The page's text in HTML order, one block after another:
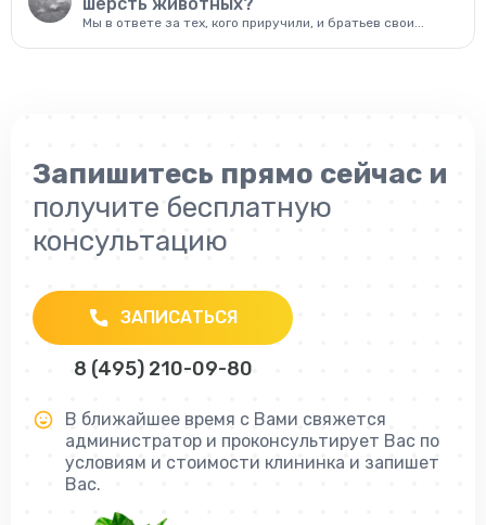
Мы в ответе за тех, кого приручили, и братьев свои...
Запишитесь прямо сейчас и
получите бесплатную
консультацию
ЗАПИСАТЬСЯ
8 (495) 210-09-80
В ближайшее время с Вами свяжется
администратор и проконсультирует Вас по
условиям и стоимости клининка и запишет
Вас.